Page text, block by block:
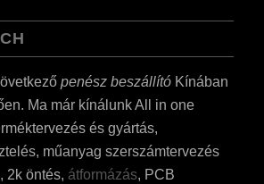
penész beszállítóKínában
Ma már kínálunk All in one
és gyártás,
műanyag szerszámtervezés
2k öntés, átformázás, PCB